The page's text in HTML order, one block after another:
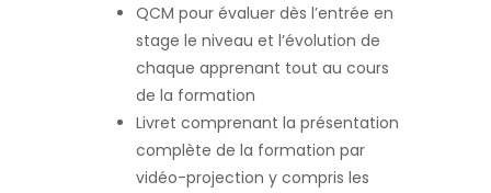
QCM pour évaluer dès l’entrée en
stage le niveau et l’évolution de
chaque apprenant tout au cours
de la formation
Livret comprenant la présentation
complète de la formation par
vidéo-projection y compris les